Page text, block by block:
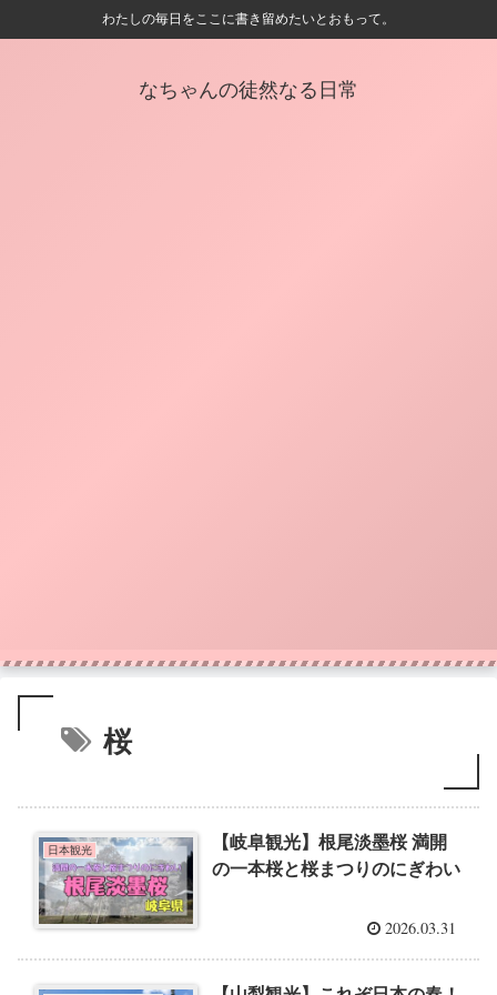
わたしの毎日をここに書き留めたいとおもって。
なちゃんの徒然なる日常
桜
日本観光
【岐阜観光】根尾淡墨桜 満開
の一本桜と桜まつりのにぎわい
2026.03.31